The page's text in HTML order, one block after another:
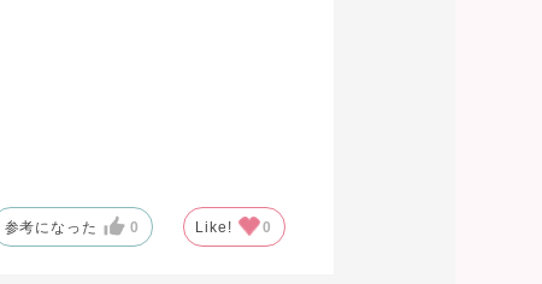
参考になった 0 Like! 0